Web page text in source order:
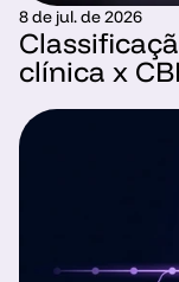
8 de jul. de 2026
clínica x